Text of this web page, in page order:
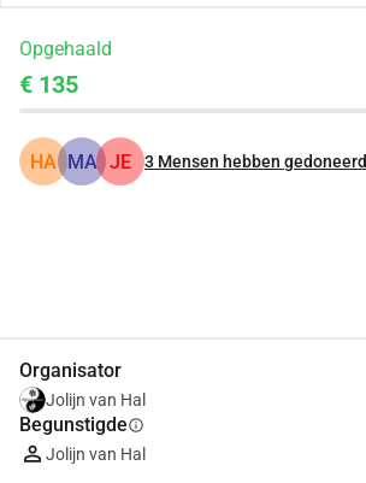
Opgehaald
€ 135
HA MA JE 3 Mensen hebben gedoneerd
Organisator
Jolijn van Hal
Begunstigdeinfo
Jolijn van Hal